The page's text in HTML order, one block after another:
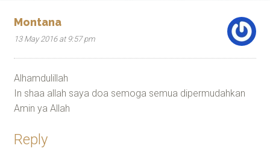
Montana
13 May 2016 at 9:57 pm
Alhamdulillah
In shaa allah saya doa semoga semua dipermudahkan
Amin ya Allah
Reply